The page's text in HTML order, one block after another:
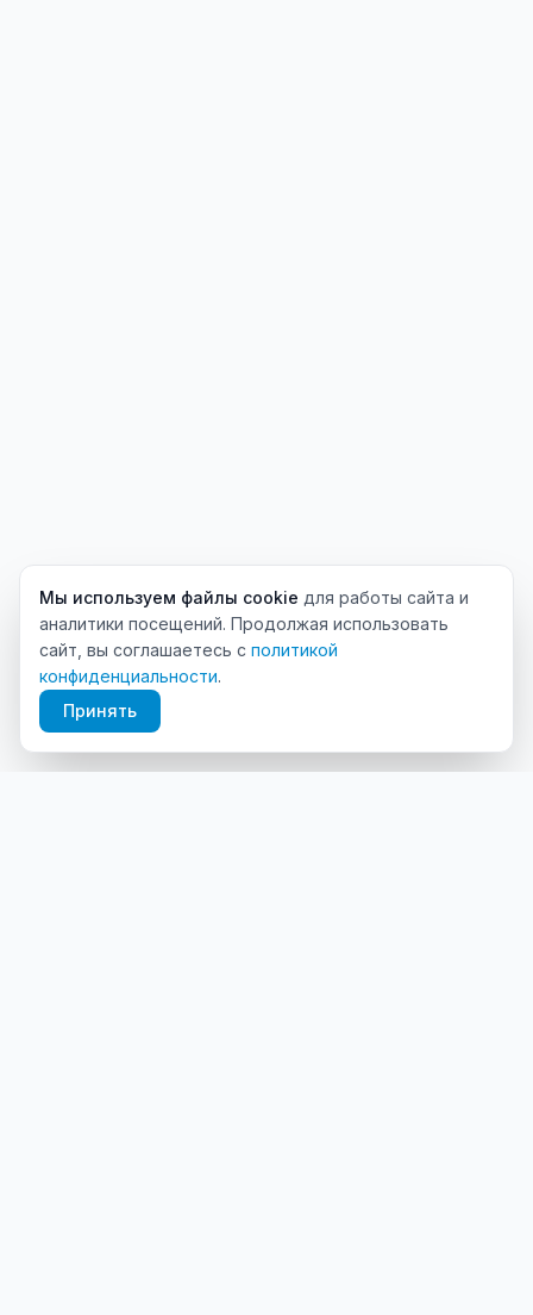
Мы используем файлы cookie для работы сайта и
аналитики посещений. Продолжая использовать
сайт, вы соглашаетесь с политикой
конфиденциальности.
Принять